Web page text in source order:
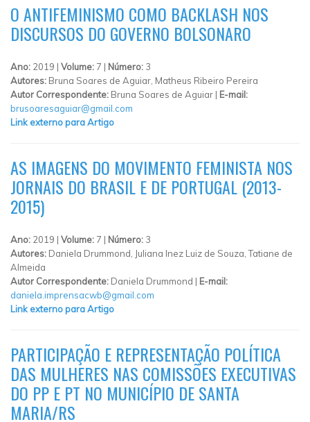
O ANTIFEMINISMO COMO BACKLASH NOS
DISCURSOS DO GOVERNO BOLSONARO
Ano: 2019 | Volume: 7 | Número: 3
Autores: Bruna Soares de Aguiar, Matheus Ribeiro Pereira
Autor Correspondente: Bruna Soares de Aguiar | E-mail:
brusoaresaguiar@gmail.com
Link externo para Artigo
AS IMAGENS DO MOVIMENTO FEMINISTA NOS
JORNAIS DO BRASIL E DE PORTUGAL (2013-
2015)
Ano: 2019 | Volume: 7 | Número: 3
Autores: Daniela Drummond, Juliana Inez Luiz de Souza, Tatiane de
Almeida
Autor Correspondente: Daniela Drummond | E-mail:
daniela.imprensacwb@gmail.com
Link externo para Artigo
PARTICIPAÇÃO E REPRESENTAÇÃO POLÍTICA
DAS MULHERES NAS COMISSÕES EXECUTIVAS
DO PP E PT NO MUNICÍPIO DE SANTA
MARIA/RS